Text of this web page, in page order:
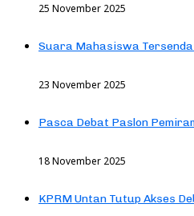
25 November 2025
Suara Mahasiswa
23 November 2025
Pasca Debat Paslon
18 November 2025
KPRM Untan Tutup Akses